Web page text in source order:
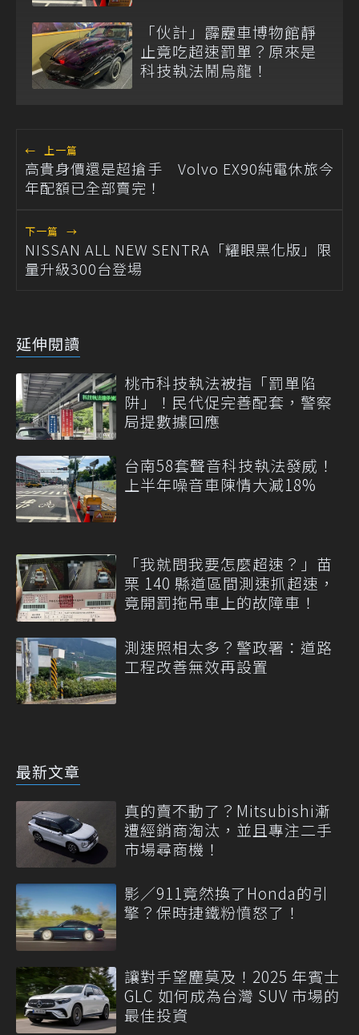
「伙計」霹靂車博物館靜
止竟吃超速罰單？原來是
科技執法鬧烏龍！
← 上一篇
高貴身價還是超搶手 Volvo EX90純電休旅今
年配額已全部賣完！
下一篇 →
NISSAN ALL NEW SENTRA「耀眼黑化版」限
量升級300台登場
延伸閱讀
桃市科技執法被指「罰單陷
阱」！民代促完善配套，警察
局提數據回應
台南58套聲音科技執法發威！
上半年噪音車陳情大減18%
「我就問我要怎麼超速？」苗
栗 140 縣道區間測速抓超速，
竟開罰拖吊車上的故障車！
測速照相太多？警政署：道路
工程改善無效再設置
最新文章
真的賣不動了？Mitsubishi漸
遭經銷商淘汰，並且專注二手
市場尋商機！
影／911竟然換了Honda的引
擎？保時捷鐵粉憤怒了！
讓對手望塵莫及！2025 年賓士
GLC 如何成為台灣 SUV 市場的
最佳投資